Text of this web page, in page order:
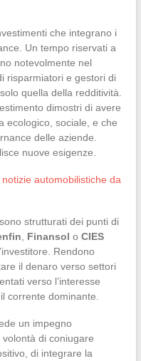
che integrano i
Un tempo riservati a
notevolmente nel
risparmiatori e gestori di
quella della redditività.
dimostri di avere
ecologico, sociale, e che
delle aziende.
nuove esigenze.
automobilistiche da
strutturati dei punti di
Finansol o CIES
Rendono
il denaro verso settori
verso l’interesse
corrente dominante.
un impegno
di coniugare
di integrare la